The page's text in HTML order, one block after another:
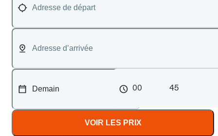
00 45
VOIR LES PRIX